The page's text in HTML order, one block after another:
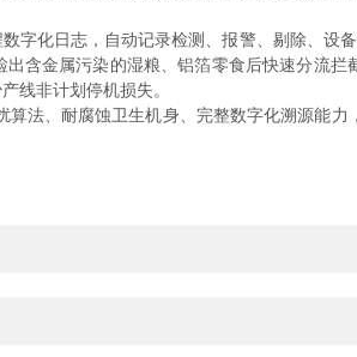
字化日志，自动记录检测、报警、剔除、设
含金属污染的湿粮、铝箔零食后快速分流拦
线非计划停机损失。
法、耐腐蚀卫生机身、完整数字化溯源能力